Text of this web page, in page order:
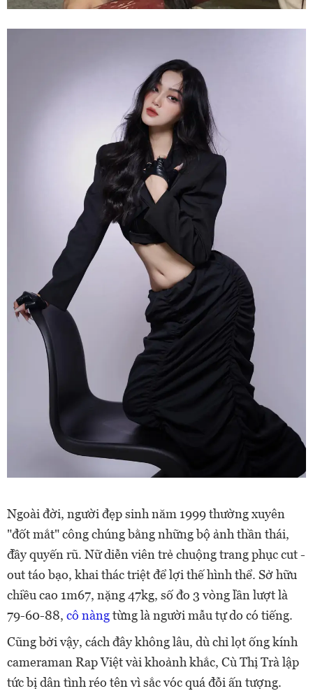
Ngoài đời, người đẹp sinh năm 1999 thường xuyên
"đốt mắt" công chúng bằng những bộ ảnh thần thái,
đầy quyến rũ. Nữ diễn viên trẻ chuộng trang phục cut -
out táo bạo, khai thác triệt để lợi thế hình thể. Sở hữu
chiều cao 1m67, nặng 47kg, số đo 3 vòng lần lượt là
79-60-88, cô nàngtừng là người mẫu tự do có tiếng.
Cũng bởi vậy, cách đây không lâu, dù chỉ lọt ống kính
cameraman Rap Việt vài khoảnh khắc, Cù Thị Trà lập
tức bị dân tình réo tên vì sắc vóc quá đỗi ấn tượng.